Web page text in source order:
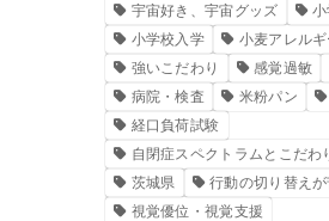
宇宙好き、宇宙グッズ
小学校入学
小麦アレルギ
強いこだわり
感覚過敏
病院・検査
米粉パン
経口負荷試験
自閉症スペクトラムとこだわ
茨城県
行動の切り替え
視覚優位・視覚支援